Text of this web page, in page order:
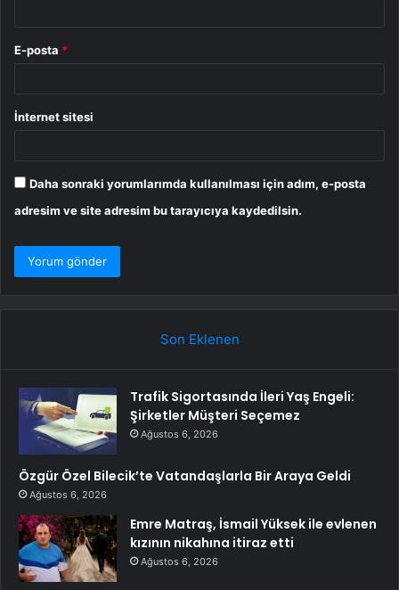
E-posta *
İnternet sitesi
Daha sonraki yorumlarımda kullanılması için adım, e-posta
adresim ve site adresim bu tarayıcıya kaydedilsin.
Son Eklenen
Trafik Sigortasında İleri Yaş Engeli:
Şirketler Müşteri Seçemez
Ağustos 6, 2026
Özgür Özel Bilecik’te Vatandaşlarla Bir Araya Geldi
Ağustos 6, 2026
Emre Matraş, İsmail Yüksek ile evlenen
kızının nikahına itiraz etti
Ağustos 6, 2026